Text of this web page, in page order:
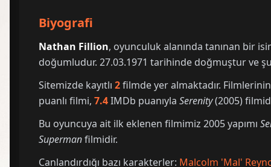
Biyografi
Nathan Fillion, oyunculuk alanında tanınan bir
doğumludur. 27.03.1971 tarihinde doğmuştur ve şu
Sitemizde kayıtlı2filmde yer almaktadır.
puanlı filmi,7.4IMDb puanıylaSerenity(2005)
Bu oyuncuya ait ilk eklenen filmimiz 2005 yapımı
Supermanfilmidir.
Canlandırdığı bazı karakterler: Malcolm 'Mal'